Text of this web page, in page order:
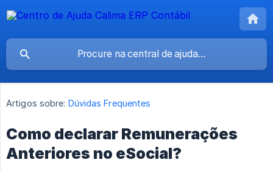
Artigos sobre: Dúvidas Frequentes
Como declarar Remunerações
Anteriores no eSocial?